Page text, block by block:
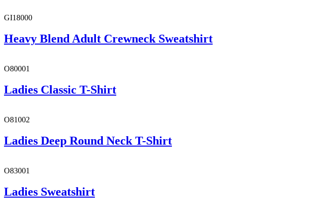
GI18000
Heavy Blend Adult Crewneck Sweatshirt
O80001
Ladies Classic T-Shirt
O81002
Ladies Deep Round Neck T-Shirt
O83001
Ladies Sweatshirt